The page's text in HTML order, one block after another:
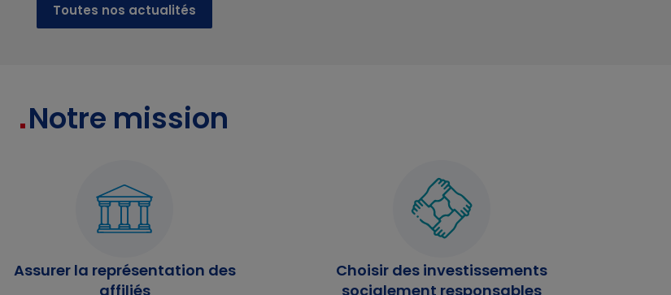
Toutes nos actualités
Notre mission
Assurer la représentation des
affiliés
Choisir des investissements
socialement responsables